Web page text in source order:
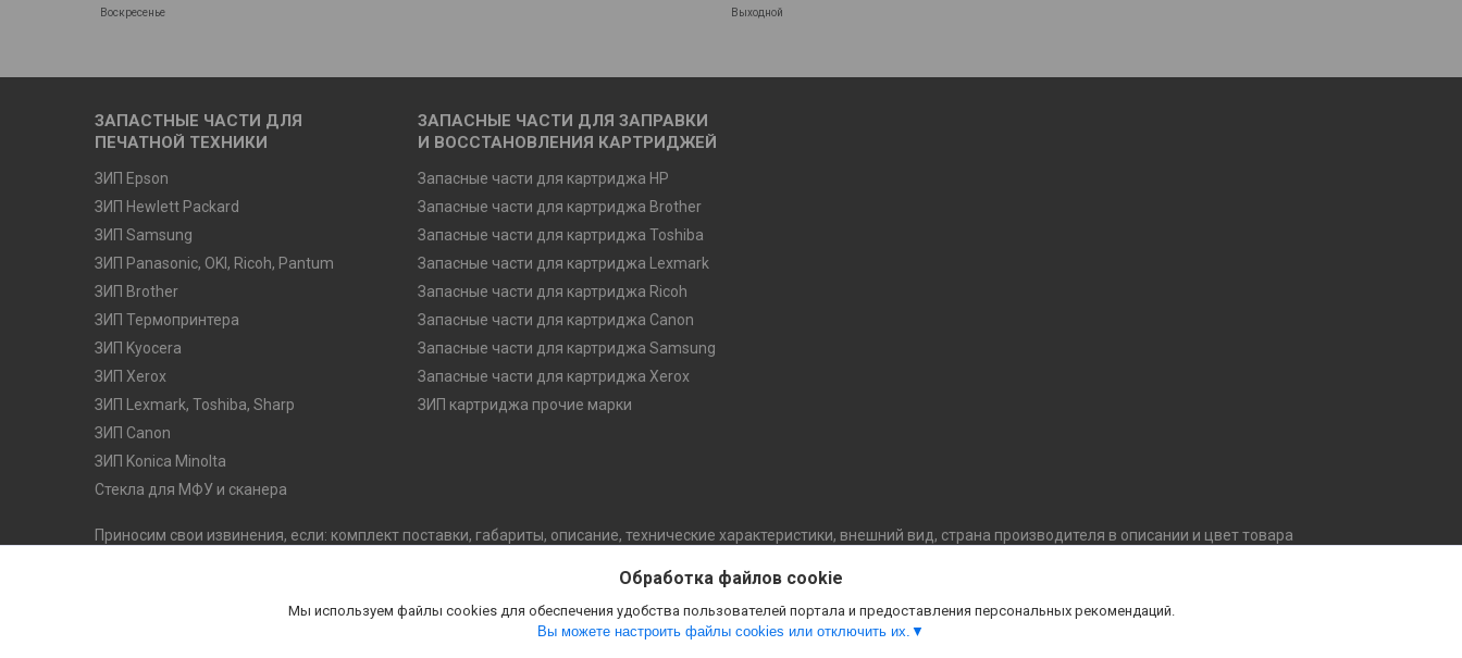
Воскресенье
Выходной
ЗАПАСТНЫЕ ЧАСТИ ДЛЯ
ПЕЧАТНОЙ ТЕХНИКИ
ЗИП Epson
ЗИП Hewlett Packard
ЗИП Samsung
ЗИП Panasonic, OKI, Ricoh, Pantum
ЗИП Brother
ЗИП Термопринтера
ЗИП Kyocera
ЗИП Xerox
ЗИП Lexmark, Toshiba, Sharp
ЗИП Canon
ЗИП Konica Minolta
Стекла для МФУ и сканера
ЗАПАСНЫЕ ЧАСТИ ДЛЯ ЗАПРАВКИ
И ВОССТАНОВЛЕНИЯ КАРТРИДЖЕЙ
Запасные части для картриджа HP
Запасные части для картриджа Brother
Запасные части для картриджа Toshiba
Запасные части для картриджа Lexmark
Запасные части для картриджа Ricoh
Запасные части для картриджа Canon
Запасные части для картриджа Samsung
Запасные части для картриджа Xerox
ЗИП картриджа прочие марки
Приносим свои извинения, если: комплект поставки, габариты, описание, технические характеристики, внешний вид, страна производителя в описании и цвет товара
его потребительских качеств, без предварительного уведомления потребителя. В случае любых сомнений перед покупкой уточняйте технические характеристики и
Обработка файлов cookie
Мы используем файлы cookies для обеспечения удобства пользователей портала и предоставления персональных рекомендаций.
Вы можете настроить файлы cookies или отключить их.